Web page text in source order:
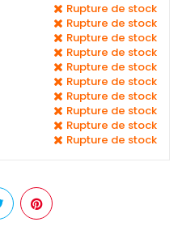
Rupture de stock
Rupture de stock
Rupture de stock
Rupture de stock
Rupture de stock
Rupture de stock
Rupture de stock
Rupture de stock
Rupture de stock
Rupture de stock